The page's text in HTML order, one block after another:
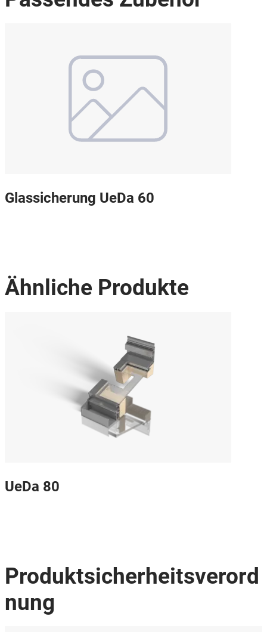
Glassicherung UeDa 60
Ähnliche Produkte
UeDa 80
Produktsicherheitsverord
nung